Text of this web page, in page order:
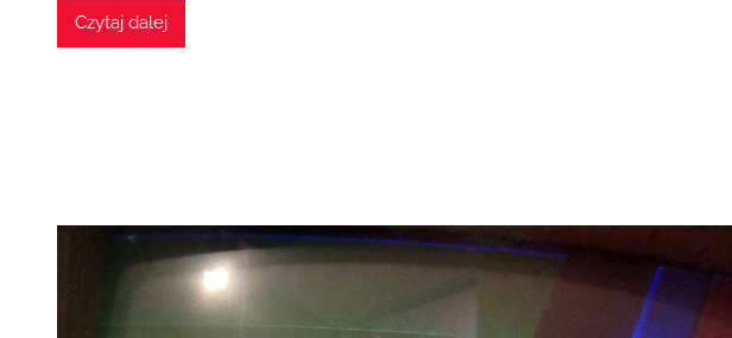
Czytaj dalej